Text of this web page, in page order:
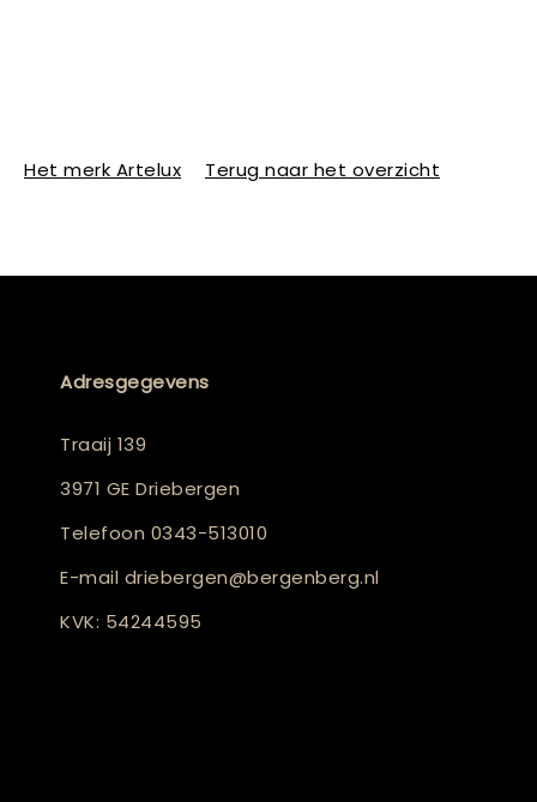
Het merk Artelux Terug naar het overzicht
Adresgegevens
Traaij 139
3971 GE Driebergen
Telefoon 0343-513010
E-mail driebergen@bergenberg.nl
KVK: 54244595